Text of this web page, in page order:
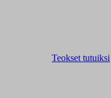
Teokset tutuiksi